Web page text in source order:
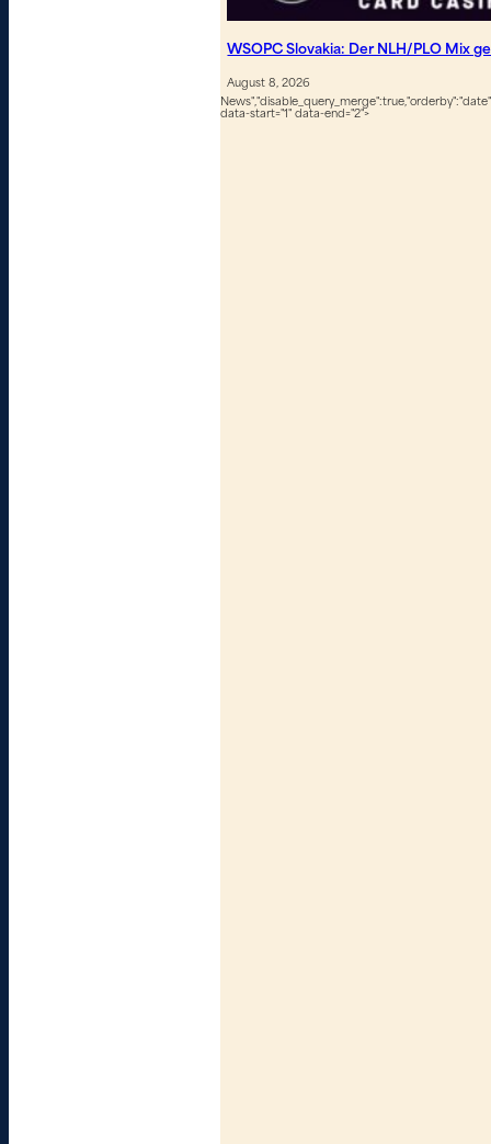
WSOPC Slovakia: Der NLH/PLO Mix
August 8, 2026
data-start="1" data-end="2">